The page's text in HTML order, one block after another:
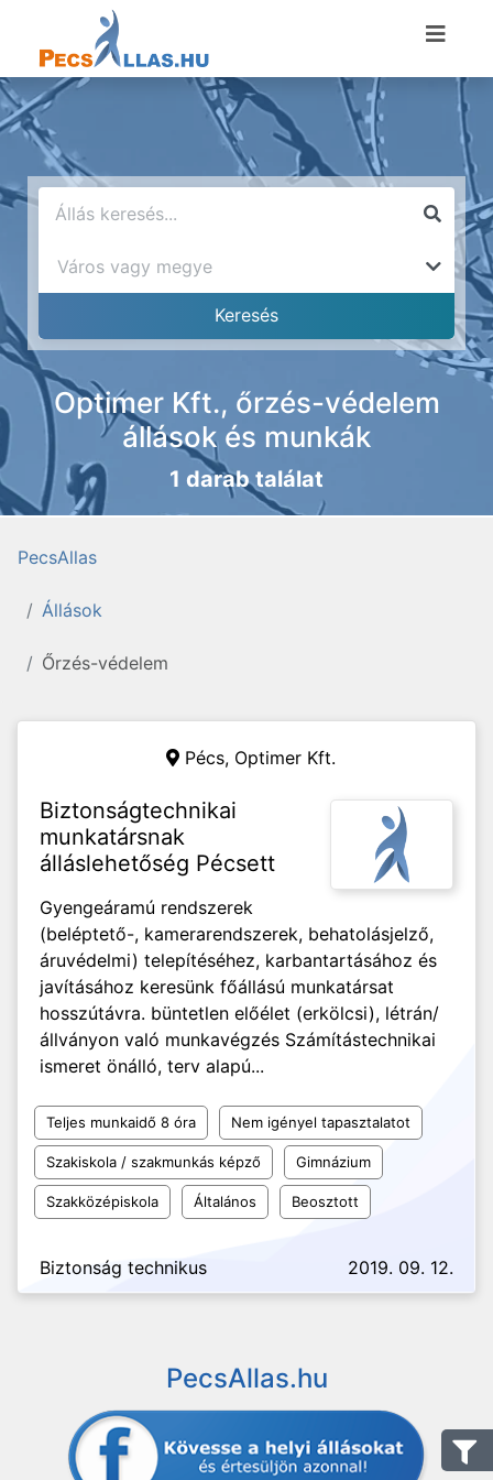
Optimer Kft., őrzés-védelem
állások és munkák
1 darab találat
PecsAllas
Állások
Őrzés-védelem
Pécs, Optimer Kft.
Biztonságtechnikai
munkatársnak
álláslehetőség Pécsett
Gyengeáramú rendszerek
(beléptető-, kamerarendszerek, behatolásjelző,
áruvédelmi) telepítéséhez, karbantartásához és
javításához keresünk főállású munkatársat
hosszútávra. büntetlen előélet (erkölcsi), létrán/
állványon való munkavégzés Számítástechnikai
ismeret önálló, terv alapú...
Teljes munkaidő 8 óra Nem igényel tapasztalatot
Szakiskola / szakmunkás képző Gimnázium
Szakközépiskola Általános Beosztott
Biztonság technikus 2019. 09. 12.
PecsAllas.hu